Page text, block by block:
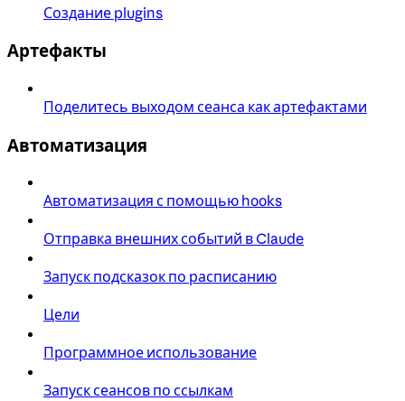
Создание plugins
Артефакты
Поделитесь выходом сеанса как артефактами
Автоматизация
Автоматизация с помощью hooks
Отправка внешних событий в Claude
Запуск подсказок по расписанию
Цели
Программное использование
Запуск сеансов по ссылкам